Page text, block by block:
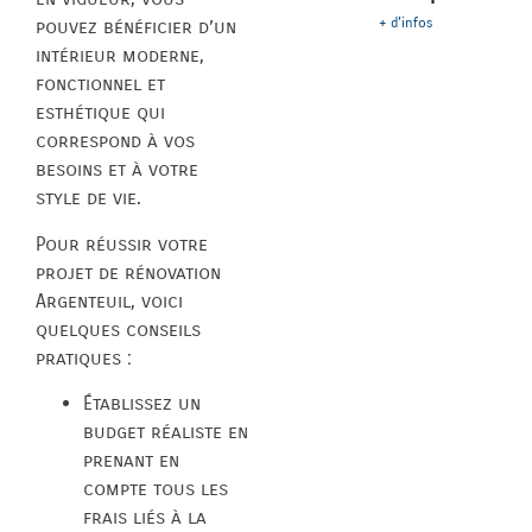
pouvez bénéficier d’un
intérieur moderne,
fonctionnel et
esthétique qui
correspond à vos
besoins et à votre
style de vie.
Pour réussir votre
projet de rénovation
Argenteuil, voici
quelques conseils
pratiques :
Établissez un
budget réaliste en
prenant en
compte tous les
frais liés à la
+ d'infos